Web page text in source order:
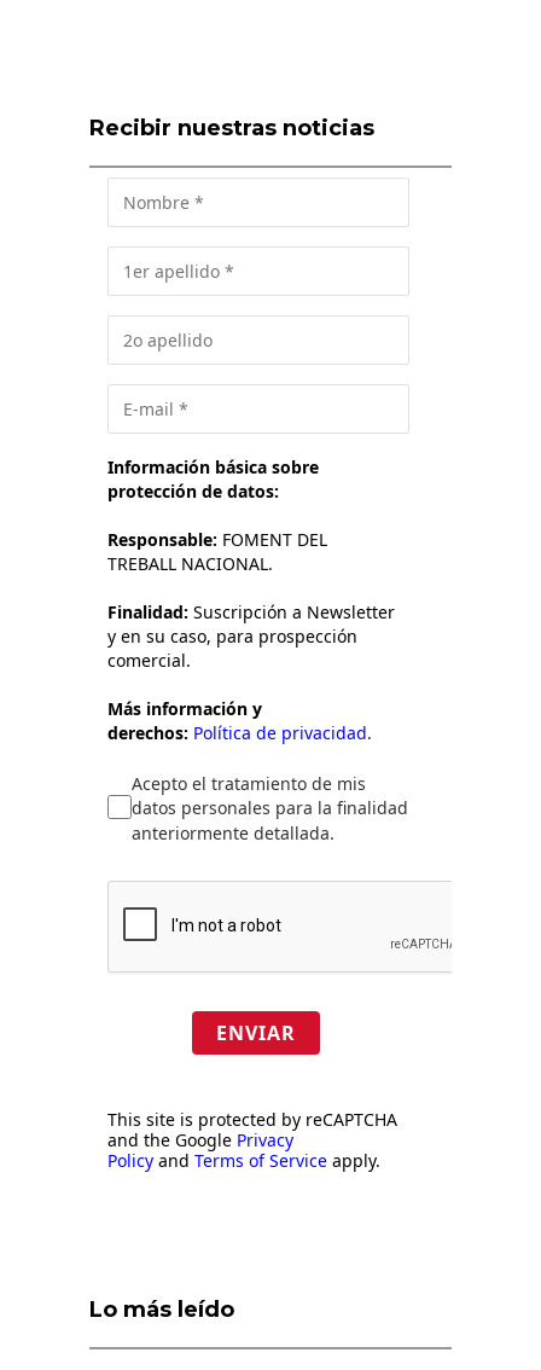
Recibir nuestras noticias
Información básica sobre
protección de datos:
Responsable: FOMENT DEL
TREBALL NACIONAL.
Finalidad: Suscripción a Newsletter
y en su caso, para prospección
comercial.
Más información y
derechos: Política de privacidad.
Acepto el tratamiento de mis
datos personales para la finalidad
anteriormente detallada.
ENVIAR
This site is protected by reCAPTCHA
and the Google Privacy
Policy and Terms of Service apply.
Lo más leído